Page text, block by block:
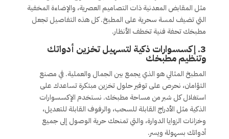
مثل المقابض المعدنية ذات التصاميم العصرية، والإضاءة المخفية
التي تضيف لمسة سحرية على المطبخ. كل هذه التفاصيل تجعل
مطبخك تحفة فنية تخطف الأنظار.
3. إكسسوارات ذكية لتسهيل تخزين أدواتك
وتنظيم مطبخك
المطبخ المثالي هو الذي يجمع بين الجمال والعملية. في مصنع
التؤامان، نحرص على توفير حلول تخزين مبتكرة تساعدك على
استغلال كل شبر من مساحة مطبخك. نستخدم الإكسسوارات
الذكية مثل الأدراج القابلة للسحب، والرفوف القابلة للتعديل،
وخزانات الزوايا الدوارة، والتي تمنحك حرية الوصول إلى جميع
أدواتك بسهولة ويسر.